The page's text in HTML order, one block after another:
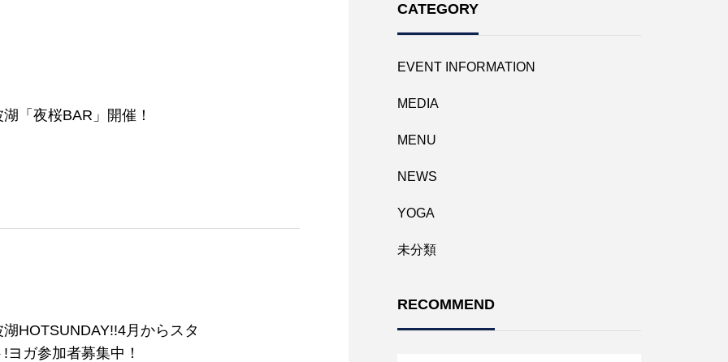
「夜桜BAR」開催！
湖HOTSUNDAY!!4月からスタ
ヨガ参加者募集中！
CATEGORY
EVENT INFORMATION
MEDIA
MENU
NEWS
YOGA
未分類
RECOMMEND